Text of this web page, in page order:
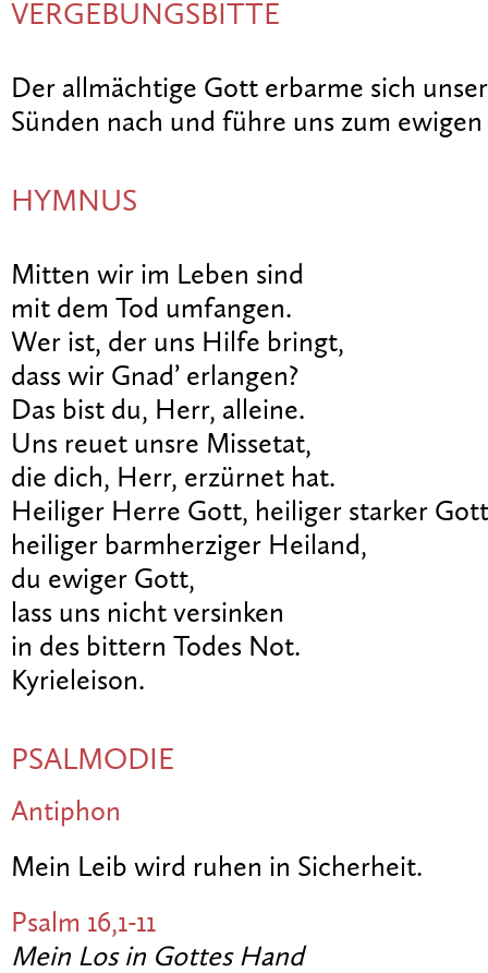
VERGEBUNGSBITTE
Der allmächtige Gott erbarme sich
Sünden nach und führe uns zum ewigen
HYMNUS
Mitten wir im Leben sind
mit dem Tod umfangen.
Wer ist, der uns Hilfe bringt,
dass wir Gnad’ erlangen?
Das bist du, Herr, alleine.
Uns reuet unsre Missetat,
die dich, Herr, erzürnet hat.
Heiliger Herre Gott, heiliger starker
heiliger barmherziger Heiland,
du ewiger Gott,
lass uns nicht versinken
in des bittern Todes Not.
Kyrieleison.
PSALMODIE
Antiphon
Mein Leib wird ruhen in Sicherheit.
Psalm 16,1-11
Mein Los in Gottes Hand